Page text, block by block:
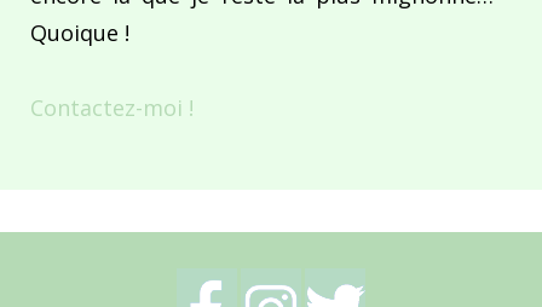
Quoique !
Contactez-moi !